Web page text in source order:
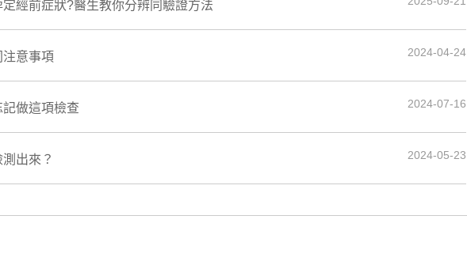
經前症狀?醫生教你分辨同驗證方法
意事項 2024-04-24
做這項檢查 2024-07-16
出來？ 2024-05-23